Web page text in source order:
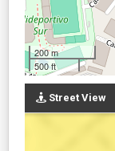
200 m
500 ft
Street View